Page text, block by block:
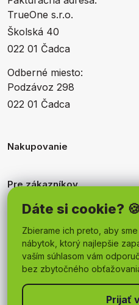
Dáte si cookie?
Zbierame ich preto, aby
nábytok, ktorý najlepšie
vaším súhlasom vám
bez zbytočného
TrueOne s.r.o.
Školská 40
022 01 Čadca
Odberné miesto:
Podzávoz 298
022 01 Čadca
Nakupovanie
Pre zákazníkov